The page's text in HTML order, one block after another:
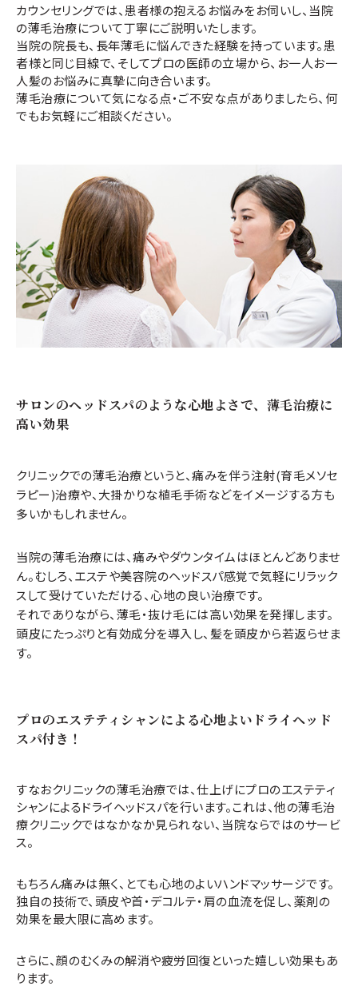
カウンセリングでは、患者様の抱えるお悩みをお伺いし、当院
の薄毛治療について丁寧にご説明いたします。
当院の院長も、長年薄毛に悩んできた経験を持っています。患
者様と同じ目線で、そしてプロの医師の立場から、お一人お一
人髪のお悩みに真摯に向き合います。
薄毛治療について気になる点・ご不安な点がありましたら、何
でもお気軽にご相談ください。
サロンのヘッドスパのような心地よさで、薄毛治療に
高い効果
クリニックでの薄毛治療というと、痛みを伴う注射(育毛メソセ
ラピー)治療や、大掛かりな植毛手術などをイメージする方も
多いかもしれません。
当院の薄毛治療には、痛みやダウンタイムはほとんどありませ
ん。むしろ、エステや美容院のヘッドスパ感覚で気軽にリラック
スして受けていただける、心地の良い治療です。
それでありながら、薄毛・抜け毛には高い効果を発揮します。
頭皮にたっぷりと有効成分を導入し、髪を頭皮から若返らせま
す。
プロのエステティシャンによる心地よいドライヘッド
スパ付き！
すなおクリニックの薄毛治療では、仕上げにプロのエステティ
シャンによるドライヘッドスパを行います。これは、他の薄毛治
療クリニックではなかなか見られない、当院ならではのサービ
ス。
もちろん痛みは無く、とても心地のよいハンドマッサージです。
独自の技術で、頭皮や首・デコルテ・肩の血流を促し、薬剤の
効果を最大限に高めます。
さらに、顔のむくみの解消や疲労回復といった嬉しい効果もあ
ります。